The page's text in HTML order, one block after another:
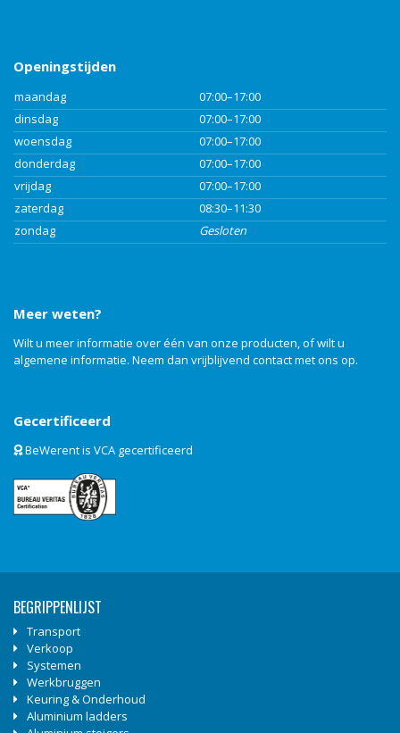
Openingstijden
maandag
07:00–17:00
dinsdag
07:00–17:00
woensdag
07:00–17:00
donderdag
07:00–17:00
vrijdag
07:00–17:00
zaterdag
08:30–11:30
zondag
Gesloten
Meer weten?
Wilt u meer informatie over één van onze producten, of wilt u
algemene informatie. Neem dan vrijblijvend contactmet ons op.
Gecertificeerd
BeWerent is VCA gecertificeerd
BEGRIPPENLIJST
Transport
Verkoop
Systemen
Werkbruggen
Keuring & Onderhoud
Aluminium ladders